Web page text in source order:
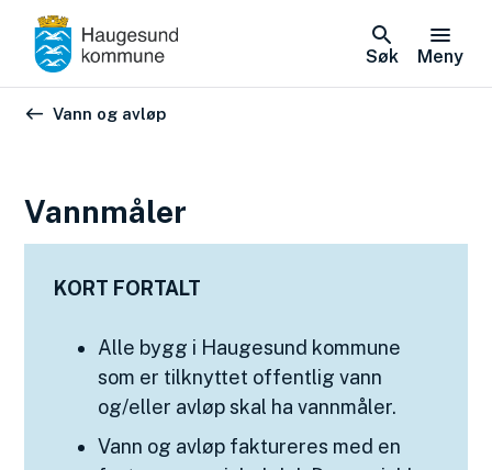
Søk Meny
Du er her:
Vann og avløp
Vannmåler
KORT FORTALT
Alle bygg i Haugesund kommune
som er tilknyttet offentlig vann
og/eller avløp skal ha vannmåler.
Vann og avløp faktureres med en